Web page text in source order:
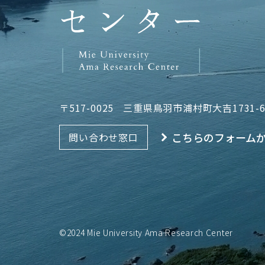
〒517-0025 三重県鳥羽市浦村町大吉
問い合わせ窓口 こちらのフォーム
©2024 Mie University Ama Research Center